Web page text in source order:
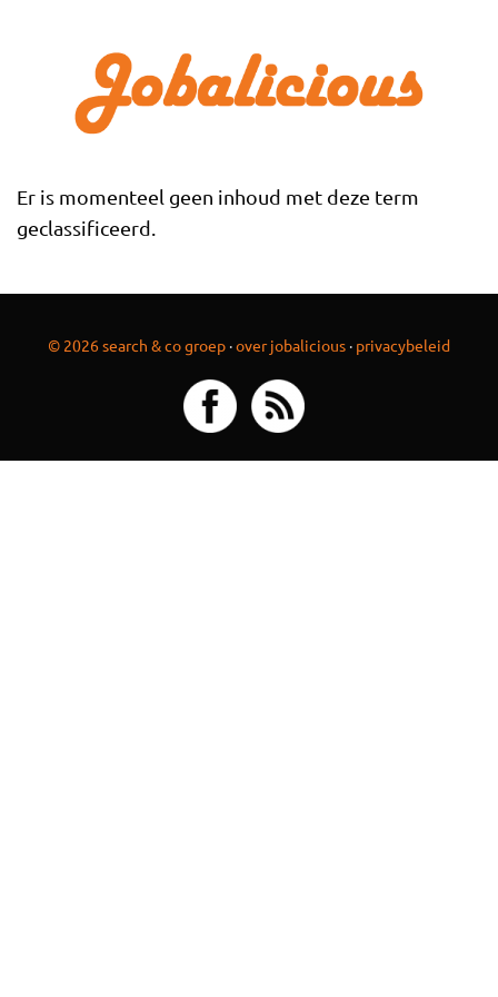
Er is momenteel geen inhoud met deze term
geclassificeerd.
© 2026 search & co groep ·over jobalicious · privacybeleid